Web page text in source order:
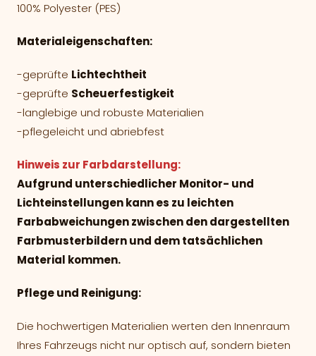
100% Polyester (PES)
Materialeigenschaften:
-geprüfte Lichtechtheit
-geprüfte Scheuerfestigkeit
-langlebige und robuste Materialien
-pflegeleicht und abriebfest
Hinweis zur Farbdarstellung:
Aufgrund unterschiedlicher Monitor- und
Lichteinstellungen kann es zu leichten
Farbabweichungen zwischen den dargestellten
Farbmusterbildern und dem tatsächlichen
Material kommen.
Pflege und Reinigung:
Die hochwertigen Materialien werten den Innenraum
Ihres Fahrzeugs nicht nur optisch auf, sondern bieten